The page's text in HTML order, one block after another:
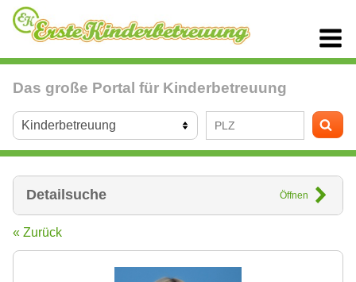
Das große Portal für Kinderbetreuung
Detailsuche Öffnen
« Zurück